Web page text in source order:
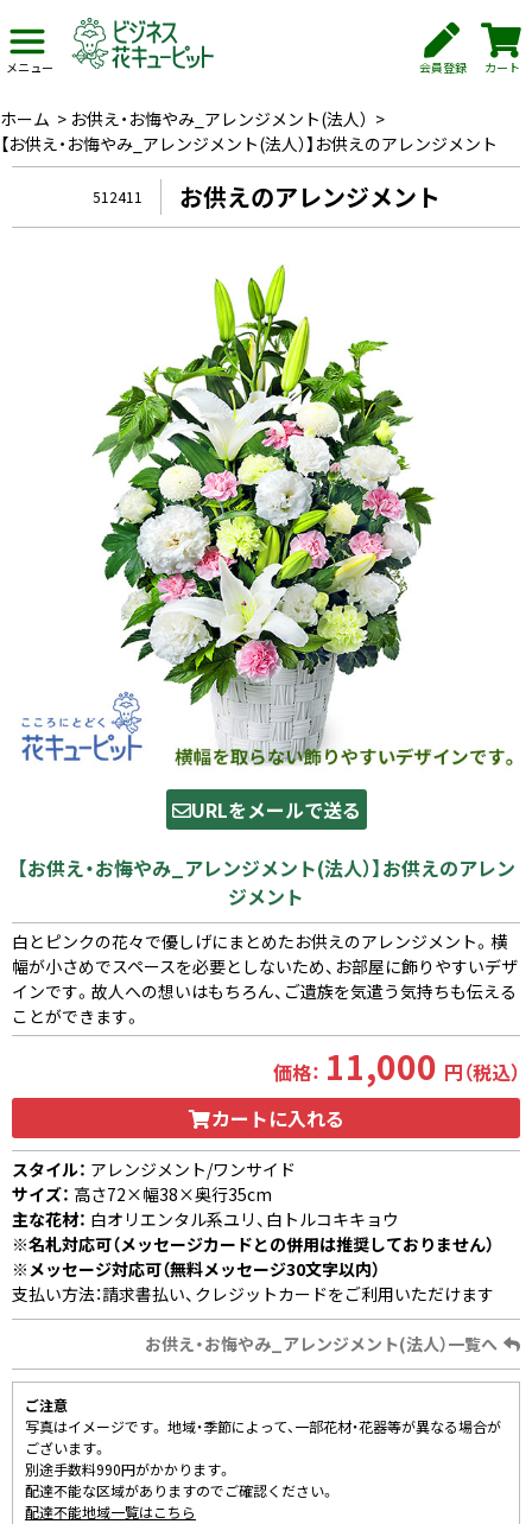
メニュー 会員登録 カート
ホーム > お供え・お悔やみ_アレンジメント(法人） >
【お供え・お悔やみ_アレンジメント(法人）】お供えのアレンジメント
512411 お供えのアレンジメント
URLをメールで送る
【お供え・お悔やみ_アレンジメント(法人）】お供えのアレン
ジメント
白とピンクの花々で優しげにまとめたお供えのアレンジメント。横
幅が小さめでスペースを必要としないため、お部屋に飾りやすいデザ
インです。故人への想いはもちろん、ご遺族を気遣う気持ちも伝える
ことができます。
価格： 11,000 円（税込）
カートに入れる
スタイル： アレンジメント/ワンサイド
サイズ： 高さ72×幅38×奥行35cm
主な花材： 白オリエンタル系ユリ、白トルコキキョウ
※名札対応可（メッセージカードとの併用は推奨しておりません）
※メッセージ対応可（無料メッセージ30文字以内）
支払い方法：請求書払い、クレジットカードをご利用いただけます
お供え・お悔やみ_アレンジメント(法人）一覧へ
ご注意
写真はイメージです。 地域・季節によって、一部花材・花器等が異なる場合が
ございます。
別途手数料990円がかかります。
配達不能な区域がありますのでご確認ください。
配達不能地域一覧はこちら